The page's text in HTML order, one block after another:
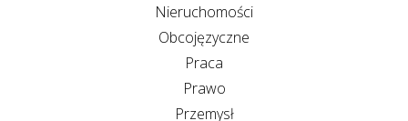
Nieruchomości
Obcojęzyczne
Praca
Prawo
Przemysł